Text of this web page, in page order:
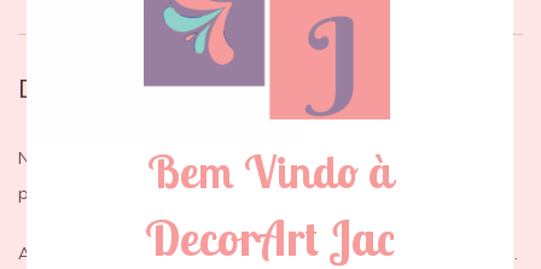
Descrição
Ninguém terá uma pulseira igual a tua! Modelo exclusivo e
peça única … pulseiras únicas e especiais como Tu!
As nossas peças são caracterizados por serem de confiança.